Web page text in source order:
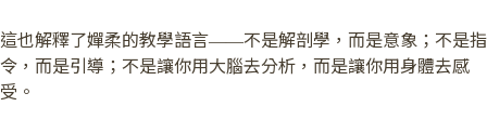
這也解釋了嬋柔的教學語言——不是解剖學，而是意象；不是指
令，而是引導；不是讓你用大腦去分析，而是讓你用身體去感
受。